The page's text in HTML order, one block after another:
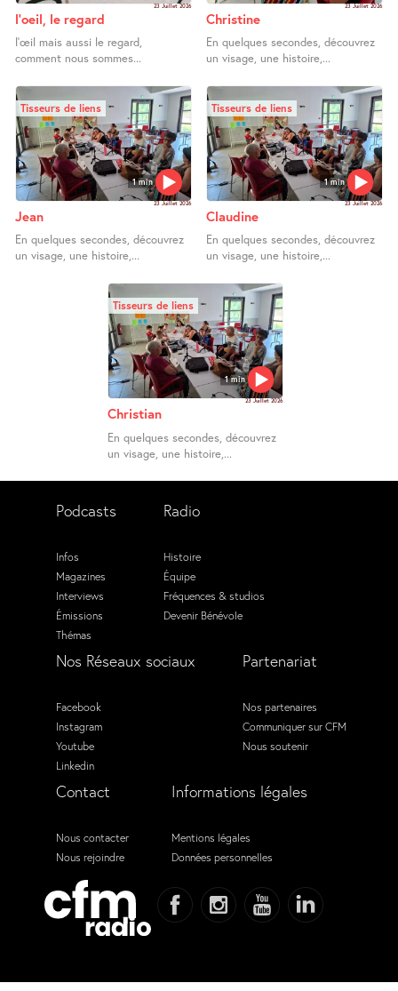
23 Juillet 2026
l’oeil, le regard
l’œil mais aussi le regard,
comment nous sommes...
23 Juillet 2026
Christine
En quelques secondes, découvrez
un visage, une histoire,...
1 min
Tisseurs de liens
23 Juillet 2026
Jean
En quelques secondes, découvrez
un visage, une histoire,...
1 min
Tisseurs de liens
23 Juillet 2026
Claudine
En quelques secondes, découvrez
un visage, une histoire,...
1 min
Tisseurs de liens
23 Juillet 2026
Christian
En quelques secondes, découvrez
un visage, une histoire,...
Podcasts
Infos
Magazines
Interviews
Émissions
Thémas
Radio
Histoire
Équipe
Fréquences & studios
Devenir Bénévole
Nos Réseaux sociaux
Facebook
Instagram
Youtube
Linkedin
Partenariat
Nos partenaires
Communiquer sur CFM
Nous soutenir
Contact
Nous contacter
Nous rejoindre
Informations légales
Mentions légales
Données personnelles